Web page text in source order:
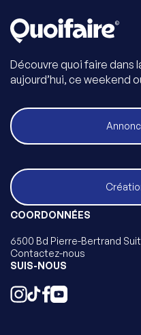
Découvre quoi faire dans
aujourd’hui, ce weekend
COORDONNÉES
6500 Bd Pierre-Bertrand
Contactez-nous
SUIS-NOUS